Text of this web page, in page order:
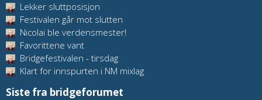
Lekker sluttposisjon
Festivalen går mot slutten
Nicolai ble verdensmester!
Favorittene vant
Bridgefestivalen - tirsdag
Klart for innspurten i NM mixlag
Siste fra bridgeforumet